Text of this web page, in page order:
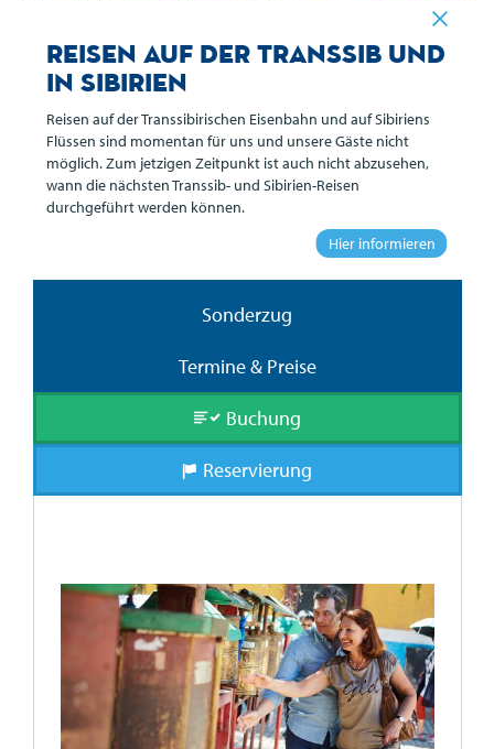
Übersicht
Reiseverlauf
Sonderzug
Termine & Preise
Buchung
Reservierung
Reisen auf der Transsib und
in Sibirien
Reisen auf der Transsibirischen Eisenbahn und auf Sibiriens
Flüssen sind momentan für uns und unsere Gäste nicht
möglich. Zum jetzigen Zeitpunkt ist auch nicht abzusehen,
wann die nächsten Transsib- und Sibirien-Reisen
durchgeführt werden können.
Hier informieren